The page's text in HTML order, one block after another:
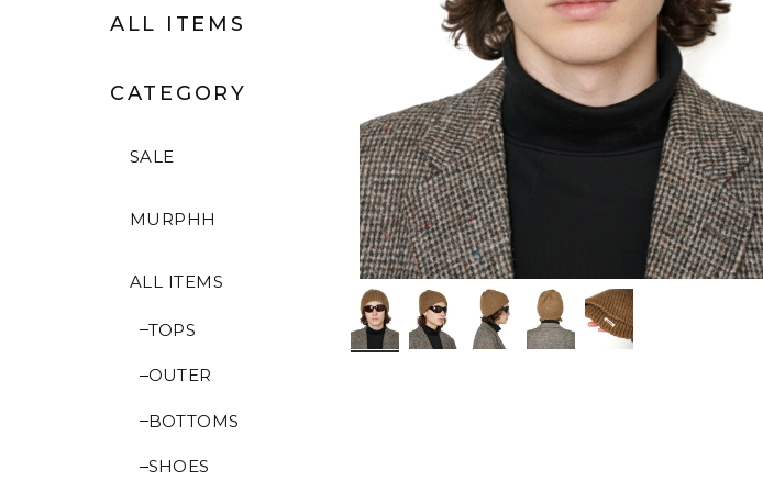
ALL ITEMS
CATEGORY
SALE
MURPHH
ALL ITEMS
TOPS
OUTER
BOTTOMS
SHOES